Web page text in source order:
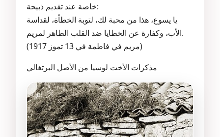
خاصة عند تقديم ذبيحة:
يا يسوع، هذا من محبة لك، لتوبة الخطأة، لقداسة
الأب، وكفارة عن الخطايا ضد القلب الطاهر لمريم.
(مريم في فاطمة في 13 تموز 1917)
مذكرات الأخت لوسيا من الأصل البرتغالي